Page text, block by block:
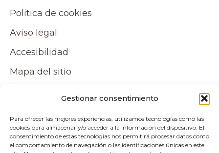
Gestionar consentimiento
Para ofrecer las mejores experiencias, utilizamos tecnologías como las
cookies para almacenar y/o acceder a la información del dispositivo. El
consentimiento de estas tecnologías nos permitirá procesar datos como
el comportamiento de navegación o las identificaciones únicas en este
Politica de cookies
Aviso legal
Accesibilidad
Mapa del sitio
Tu cuenta
Mi cuenta
Carrito